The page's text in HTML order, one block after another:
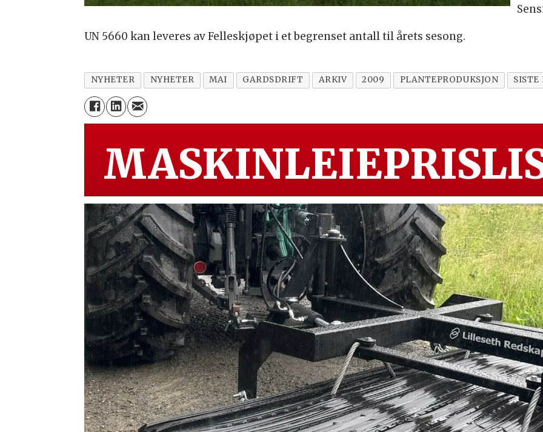
UN 5660 kan leveres av Felleskjøpet i et begrenset antall til årets sesong.
NYHETER NYHETER MAI GARDSDRIFT ARKIV 2009 PLANTEPRODUKSJON SISTE